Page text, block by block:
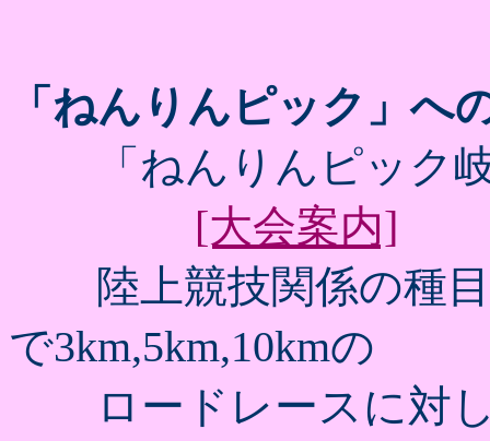
「ねんりんピック」へ
「ねんりんピック岐
[大会案内]
陸上競技関係の種目
で3km,5km,10kmの
ロードレースに対し